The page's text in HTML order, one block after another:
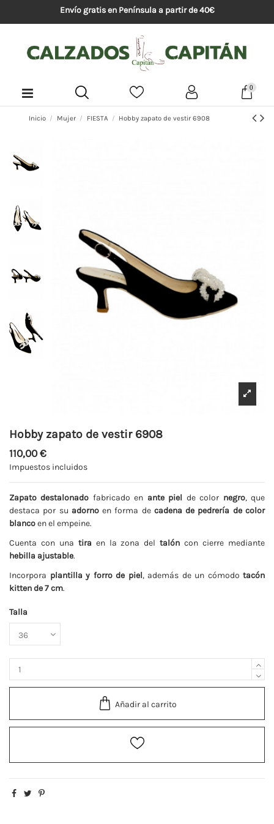
Envío gratis en Península a partir de 40€
0
Inicio Mujer FIESTA Hobby zapato de vestir 6908
Hobby zapato de vestir 6908
110,00 €
Impuestos incluidos
Zapato destalonado fabricado en ante piel de color negro, que
destaca por su adornoen forma de cadena de pedrería de color
blancoen el empeine.
Cuenta con una tira en la zona deltalón con cierre mediante
hebilla ajustable.
Incorpora plantilla y forro de piel, además de un cómodo tacón
kitten de 7 cm.
Talla
Añadir al carrito